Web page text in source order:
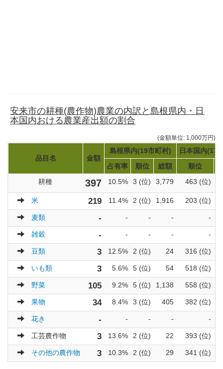
安来市の耕種(農作物)農業の内訳と島根県内・日
本国内おける農業産出額の割合
(金額単位: 1,000万円)
品目名 金額
島根県内(19市町村)
日本国内
占有率
順位 総額
順位
耕種
397 10.5% 3 (位) 3,779 463 (位)
米 219 11.4% 2 (位) 1,916 203 (位)
麦類 - - - - -
雑穀 - - - - -
豆類 3 12.5% 2 (位) 24 316 (位)
いも類 3 5.6% 5 (位) 54 518 (位)
野菜 105 9.2% 5 (位) 1,138 558 (位)
果物 34 8.4% 3 (位) 405 382 (位)
花き - - - - -
工芸農作物 3 13.6% 2 (位) 22 393 (位)
その他の農作物 3 10.3% 2 (位) 29 341 (位)